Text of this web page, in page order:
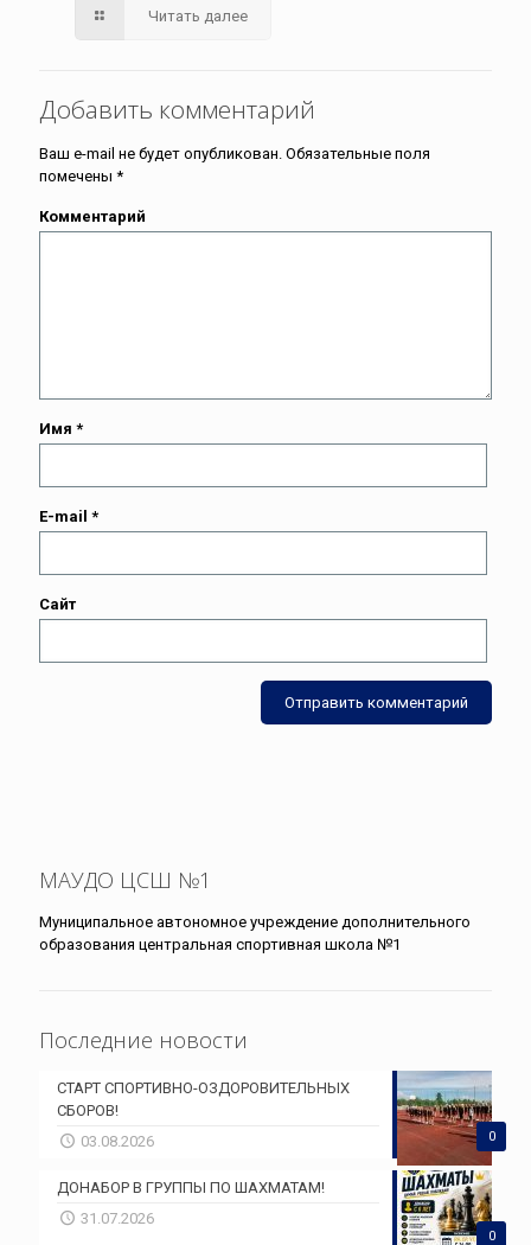
Читать далее
Добавить комментарий
Ваш e-mail не будет опубликован. Обязательные поля
помечены *
Комментарий
Имя *
E-mail *
Сайт
МАУДО ЦСШ №1
Муниципальное автономное учреждение дополнительного
образования центральная спортивная школа №1
Последние новости
0
СТАРТ СПОРТИВНО-ОЗДОРОВИТЕЛЬНЫХ
СБОРОВ!
03.08.2026
0
ДОНАБОР В ГРУППЫ ПО ШАХМАТАМ!
31.07.2026